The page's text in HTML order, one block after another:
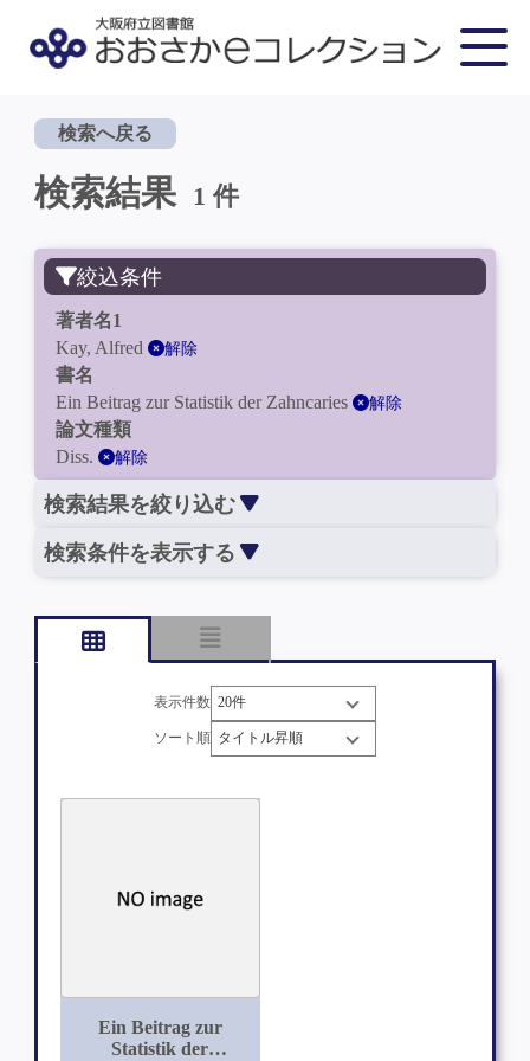
検索へ戻る
検索結果 1 件
絞込条件
著者名1
Kay, Alfred
解除
書名
Ein Beitrag zur Statistik der Zahncaries
解除
論文種類
Diss.
解除
検索結果を絞り込む
検索条件を表示する
表示件数
ソート順
Ein Beitrag zur
Statistik der